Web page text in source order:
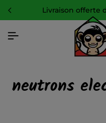
livraison offerte
neutrons